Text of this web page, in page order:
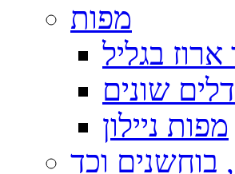
מפות
בגליל
שונים
מפות ניילון